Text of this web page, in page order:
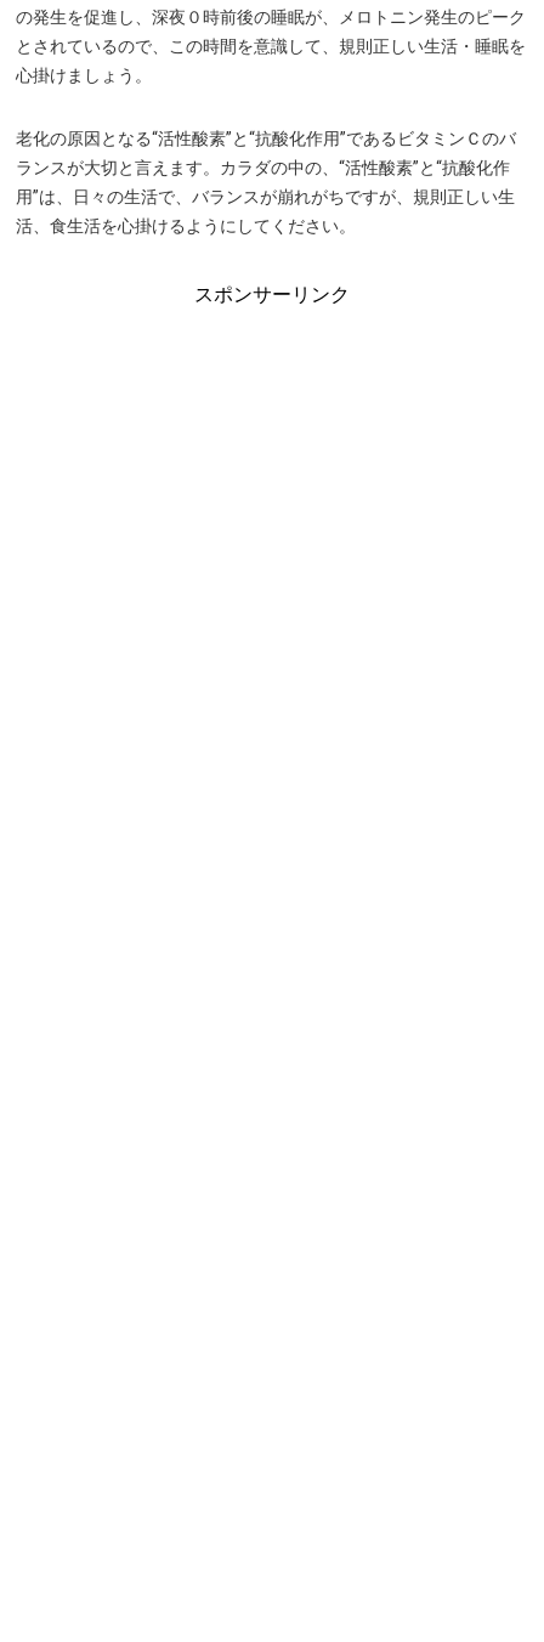
の発生を促進し、深夜０時前後の睡眠が、メロトニン発生のピーク
とされているので、この時間を意識して、規則正しい生活・睡眠を
心掛けましょう。
老化の原因となる“活性酸素”と“抗酸化作用”であるビタミンＣのバ
ランスが大切と言えます。カラダの中の、“活性酸素”と“抗酸化作
用”は、日々の生活で、バランスが崩れがちですが、規則正しい生
活、食生活を心掛けるようにしてください。
スポンサーリンク